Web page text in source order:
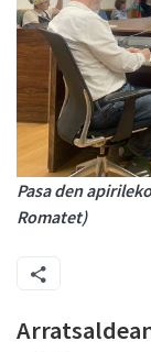
Pasa den
Romatet)